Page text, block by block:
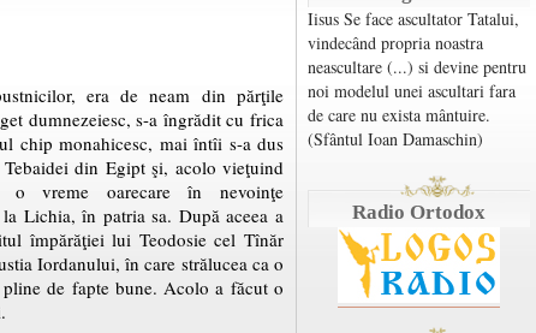
Iisus Se face ascultator Tatalui,
vindecând propria noastra
neascultare (...) si devine pentru
noi modelul unei ascultari fara
de care nu exista mântuire.
(Sfântul Ioan Damaschin)
Radio Ortodox
era de neam din părţile
dumnezeiesc, s-a îngrădit cu frica
chip monahicesc, mai întîi s-a dus
din Egipt şi, acolo vieţuind
o vreme oarecare în nevoinţe
Lichia, în patria sa. După aceea a
împărăţiei lui Teodosie cel Tînăr
Iordanului, în care strălucea ca o
de fapte bune. Acolo a făcut o